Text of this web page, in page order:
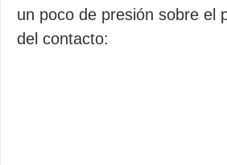
un poco de presión sobre el
del contacto: